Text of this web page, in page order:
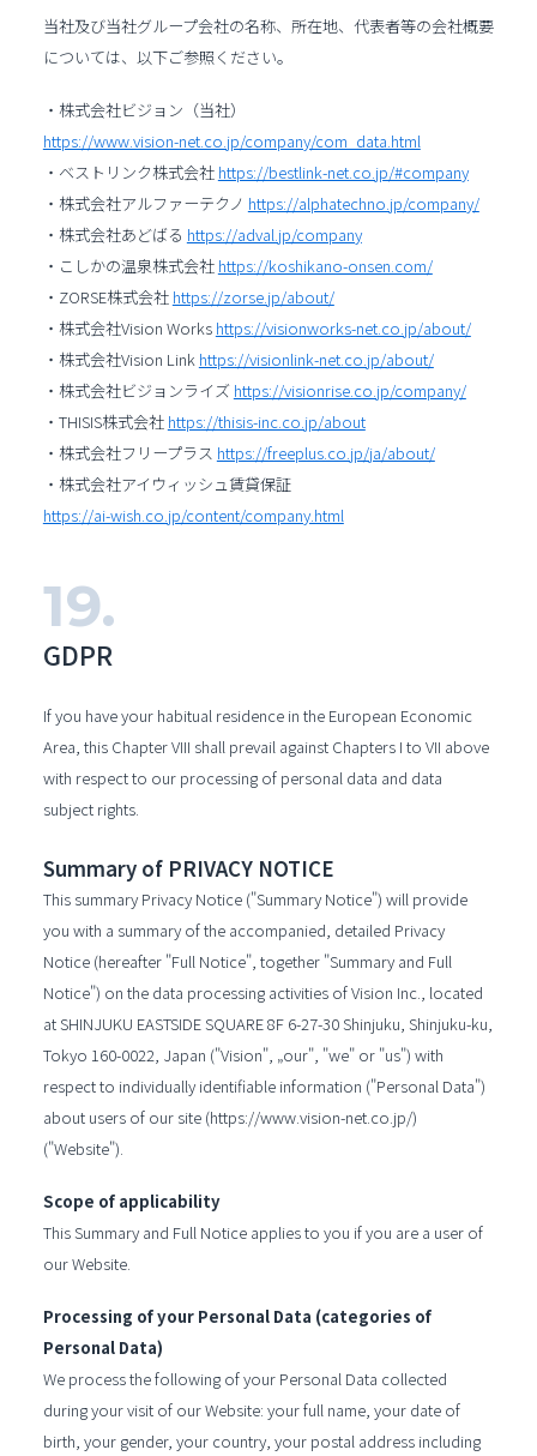
当社及び当社グループ会社の名称、所在地、代表者等の会社概要
については、以下ご参照ください。
・株式会社ビジョン（当社）
https://www.vision-net.co.jp/company/com_data.html
・ベストリンク株式会社 https://bestlink-net.co.jp/#company
・株式会社アルファーテクノ https://alphatechno.jp/company/
・株式会社あどばる https://adval.jp/company
・こしかの温泉株式会社 https://koshikano-onsen.com/
・ZORSE株式会社 https://zorse.jp/about/
・株式会社Vision Works https://visionworks-net.co.jp/about/
・株式会社Vision Link https://visionlink-net.co.jp/about/
・株式会社ビジョンライズ https://visionrise.co.jp/company/
・THISIS株式会社 https://thisis-inc.co.jp/about
・株式会社フリープラス https://freeplus.co.jp/ja/about/
・株式会社アイウィッシュ賃貸保証
https://ai-wish.co.jp/content/company.html
GDPR
If you have your habitual residence in the European Economic
Area, this Chapter VIII shall prevail against Chapters I to VII above
with respect to our processing of personal data and data
subject rights.
Summary of PRIVACY NOTICE
This summary Privacy Notice ("Summary Notice") will provide
you with a summary of the accompanied, detailed Privacy
Notice (hereafter "Full Notice", together "Summary and Full
Notice") on the data processing activities of Vision Inc., located
at SHINJUKU EASTSIDE SQUARE 8F 6-27-30 Shinjuku, Shinjuku-ku,
Tokyo 160-0022, Japan ("Vision", „our", "we" or "us") with
respect to individually identifiable information ("Personal Data")
about users of our site (https://www.vision-net.co.jp/)
("Website").
Scope of applicability
This Summary and Full Notice applies to you if you are a user of
our Website.
Processing of your Personal Data (categories of
Personal Data)
We process the following of your Personal Data collected
during your visit of our Website: your full name, your date of
birth, your gender, your country, your postal address including